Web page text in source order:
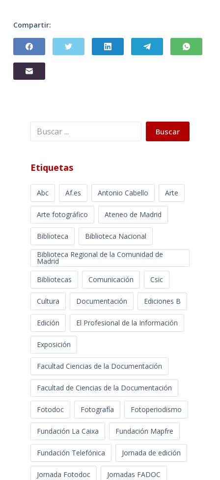
Compartir:
Buscar Buscar
Etiquetas
Abc Af.es Antonio Cabello Arte
Arte fotográfico Ateneo de Madrid
Biblioteca
Biblioteca Nacional
Biblioteca Regional de la Comunidad de
Madrid
Bibliotecas
Comunicación Csic
Cultura Documentación Ediciones B
Edición El Profesional de la Información
Exposición
Facultad Ciencias de la Documentación
Facultad de Ciencias de la Documentación
Fotodoc Fotografía Fotoperiodismo
Fundación La Caixa Fundación Mapfre
Fundación Telefónica Jornada de edición
Jornada Fotodoc Jornadas FADOC